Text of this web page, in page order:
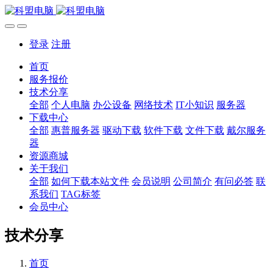
登录 注册
首页
服务报价
技术分享
全部 个人电脑 办公设备 网络技术 IT小知识 服务器
下载中心
全部 惠普服务器 驱动下载 软件下载 文件下载 戴尔服务
器
资源商城
关于我们
全部 如何下载本站文件 会员说明 公司简介 有问必答 联
系我们 TAG标签
会员中心
技术分享
首页